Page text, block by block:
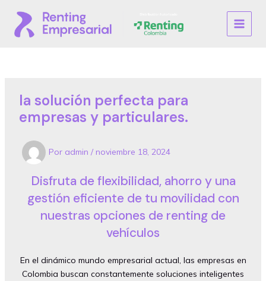
contenido
MAIN
la solución perfecta para
empresas y particulares.
Por admin / noviembre 18, 2024
Disfruta de flexibilidad, ahorro y una
gestión eficiente de tu movilidad con
nuestras opciones de renting de
vehículos
En el dinámico mundo empresarial actual, las empresas en
Colombia buscan constantemente soluciones inteligentes